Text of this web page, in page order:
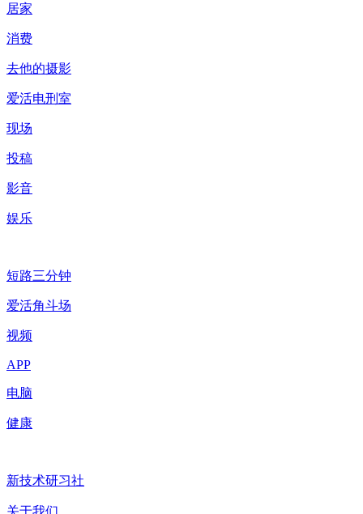
居家
消费
去他的摄影
爱活电刑室
现场
投稿
影音
娱乐
短路三分钟
爱活角斗场
视频
APP
电脑
健康
新技术研习社
关于我们